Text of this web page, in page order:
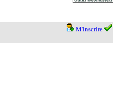
M'inscrire